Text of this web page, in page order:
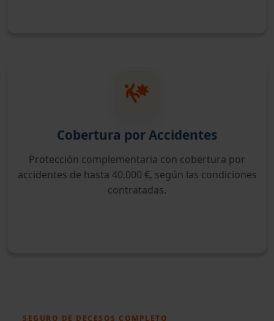
Cobertura por Accidentes
Protección complementaria con cobertura por
accidentes de hasta 40.000 €, según las condiciones
contratadas.
SEGURO DE DECESOS COMPLETO